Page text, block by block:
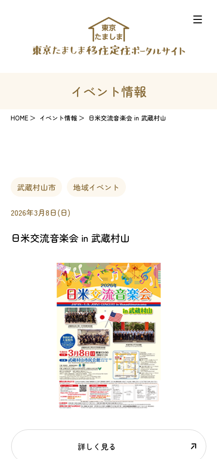
イベント情報
HOME イベント情報 日米交流音楽会 in 武蔵村山
武蔵村山市 地域イベント
2026年3月8日(日)
日米交流音楽会 in 武蔵村山
詳しく見る